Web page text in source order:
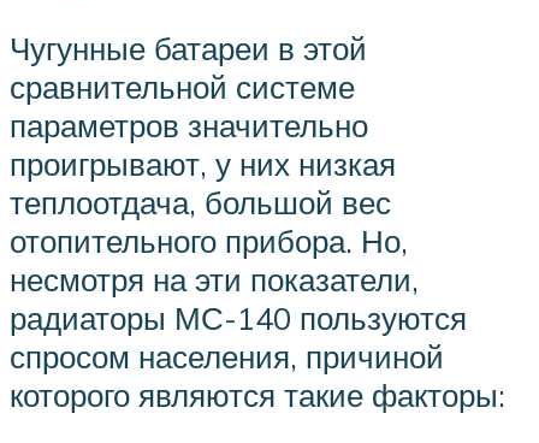
Чугунные батареи в этой
сравнительной системе
параметров значительно
проигрывают, у них низкая
теплоотдача, большой вес
отопительного прибора. Но,
несмотря на эти показатели,
радиаторы МС-140 пользуются
спросом населения, причиной
которого являются такие факторы: